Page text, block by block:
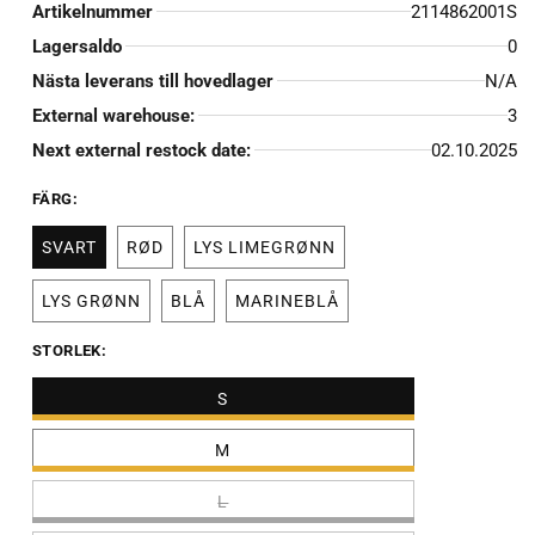
Artikelnummer
2114862001S
Lagersaldo
0
Nästa leverans till hovedlager
N/A
External warehouse:
3
Next external restock date:
02.10.2025
FÄRG:
SVART RØD LYS LIMEGRØNN
LYS GRØNN BLÅ MARINEBLÅ
STORLEK:
S
M
L